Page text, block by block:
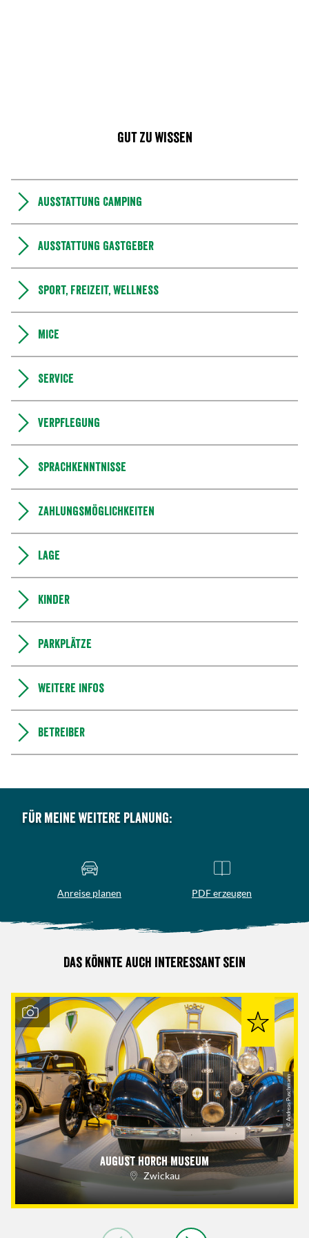
Gut zu wissen
Ausstattung Camping
Ausstattung Gastgeber
Sport, Freizeit, Wellness
MICE
Service
Verpflegung
Sprachkenntnisse
Zahlungsmöglichkeiten
Lage
Kinder
Parkplätze
Weitere Infos
Betreiber
Für meine weitere Planung:
Anreise planen PDF erzeugen
Das könnte auch interessant sein
August Horch Museum
Zwickau
© Andreas Puschmann